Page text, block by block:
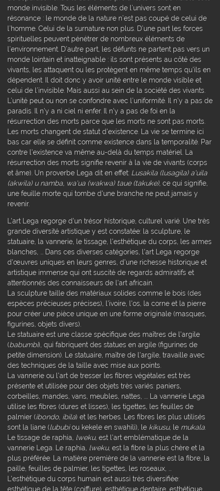
monde invisible. Tous les éléments de l’univers sont en
résonance : le monde de la nature n’est pas coupé de celui de
l’homme. Celui de la surnature non plus. D’une part les forces
spirituelles peuvent pénétrer de nombreux éléments de
l’environnement. D’autre part, les défunts ne partent pas vers un
monde lointain et inatteignable : ils sont présents au côté des
vivants, les attaquent ou les protègent en même temps qu'ils en
dépendent. Il doit donc y avoir unité entre le monde visible et
celui de l’invisible. Mais aussi au sein de la société des vivants.
L’unité peut ou non se confondre avec l’uniformité. Il n'y a pas de
paradis. Il n'y a ni ciel ni enfer. Il n'y a pas de foi en la
résurrection des morts parce que les morts ne sont pas morts.
Les morts changent de statut d'existence. La vie se termine ici
bas car elle se définit comme existence dans la temporalité. Par
contre l'existence va même au-delà du temps matériel. La
résurrection des morts signifie revenir à la vie de vivants (corps
et âme). Un proverbe Lega dit en effet: Lusakila (lusagila) a'uila
(akwila) u namba, wa'ua (wakwa) taue (takuke), ce qui signifie,
une feuille morte qui tombe d'une branche ne peut jamais y
revenir.
L'art Lega regorge d'un trésor historique, culturel varié. Une très
grande diversité artistique y est constatée: la sculpture, le
statuaire, la vannerie, le tissage, l'esthétique du corps, les armes
blanches, ... Dans ces diverses catégories, l'art Lega regorge
d'œuvres uniques en leurs genres, d'une richesse historique et
artistique immense qui ont suscité de regards admiratifs et
attentionnés des connaisseurs de l'art africain.
La sculpture taille des matériaux solides comme le bois (des
espèces précieuses précises), l'ivoire, l'os, la corne et la pierre
pour créer une pièce unique en une forme originale (masques,
figurines, objets divers).
Le statuaire est une classe spécifique des maîtres de l'argile
(babumbi), qui fabriquent des statues en argile (figurines de
petite dimension). Le statuaire, maître de l'argile, travaille avec
des techniques de la taille avec mise aux points.
La vannerie ou l'art de tresser les fibres végétales est très
présente et utilisée pour des objets très variés: paniers,
corbeilles, mandes, vans, meubles, nattes, .... La vannerie Lega
utilise les fibres (dures et lisses), les tigettes, les feuilles de
palmier (ibondo ibila) et les herbes. Les fibres les plus utilisés
sont la liane (lububiou kekele en swahili), le kikusu, le mukala
Le tissage de raphia, lweku, est l'art emblématique de la
vannerie Lega. Le raphia, lweku, est la fibre la plus chère et la
plus préférée. La matière première de la vannerie est la fibre, la
paille, feuilles de palmier, les tigettes, les roseaux, ...
L'esthétique du corps humain est aussi très diversifiée:
esthétique de la tête (coiffure), esthétique dentaire, esthétique